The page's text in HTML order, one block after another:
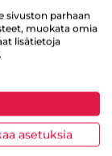
sivuston parhaan
muokata omia
lisätietoja
asetuksia